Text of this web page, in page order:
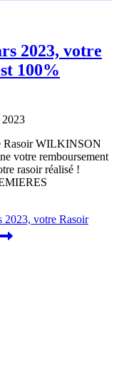
2023, votre
100%
Rasoir WILKINSON
votre remboursement
rasoir réalisé !
2023, votre Rasoir